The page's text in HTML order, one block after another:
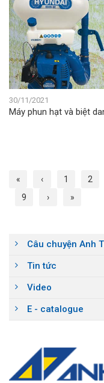
30/11/2021
Máy phun hạt và biệt
« ‹ 1 2
9
› »
Câu chuyện Anh
Tin tức
Video
E - catalogue